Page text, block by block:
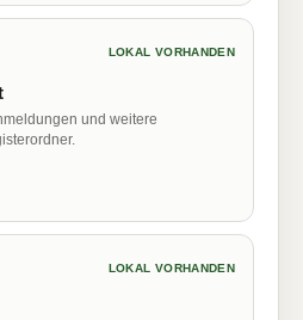
LOKAL VORHANDEN
und weitere
LOKAL VORHANDEN